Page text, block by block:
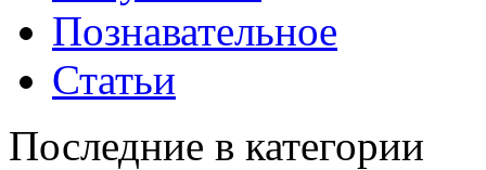
Познавательное
Статьи
Последние в категории